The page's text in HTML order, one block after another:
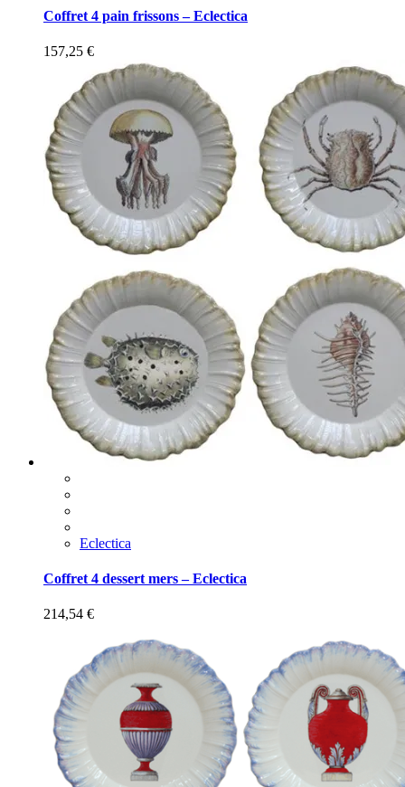
Coffret 4 pain frissons – Eclectica
157,25 €
Eclectica
Coffret 4 dessert mers – Eclectica
214,54 €